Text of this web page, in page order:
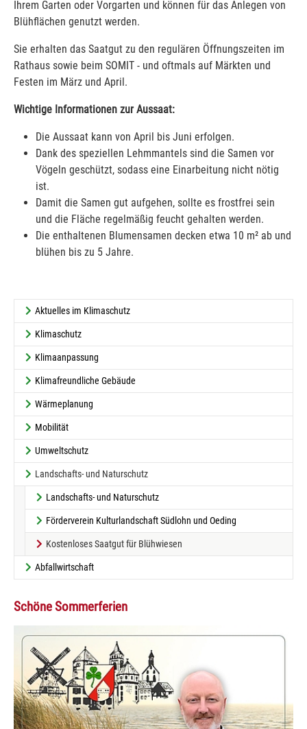
Ihrem Garten oder Vorgarten und können für das Anlegen von
Blühflächen genutzt werden.
Sie erhalten das Saatgut zu den regulären Öffnungszeiten im
Rathaus sowie beim SOMIT - und oftmals auf Märkten und
Festen im März und April.
Wichtige Informationen zur Aussaat:
Die Aussaat kann von April bis Juni erfolgen.
Dank des speziellen Lehmmantels sind die Samen vor
Vögeln geschützt, sodass eine Einarbeitung nicht nötig
ist.
Damit die Samen gut aufgehen, sollte es frostfrei sein
und die Fläche regelmäßig feucht gehalten werden.
Die enthaltenen Blumensamen decken etwa 10 m² ab und
blühen bis zu 5 Jahre.
Aktuelles im Klimaschutz
Klimaschutz
Klimaanpassung
Klimafreundliche Gebäude
Wärmeplanung
Mobilität
Umweltschutz
Landschafts- und Naturschutz
Landschafts- und Naturschutz
Förderverein Kulturlandschaft Südlohn und Oeding
Kostenloses Saatgut für Blühwiesen
Abfallwirtschaft
Schöne Sommerferien